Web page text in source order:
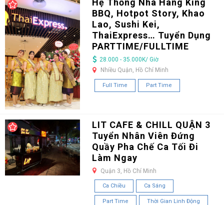
Hệ Thống Nhà Hàng King
BBQ, Hotpot Story, Khao
Lao, Sushi Kei,
ThaiExpress… Tuyển Dụng
PARTTIME/FULLTIME
28.000 - 35.000K/ Giờ
Nhiều Quận, Hồ Chí Minh
Full Time Part Time
LIT CAFE & CHILL QUẬN 3
Tuyển Nhân Viên Đứng
Quầy Pha Chế Ca Tối Đi
Làm Ngay
Quận 3, Hồ Chí Minh
Ca Chiều Ca Sáng
Part Time Thời Gian Linh Động